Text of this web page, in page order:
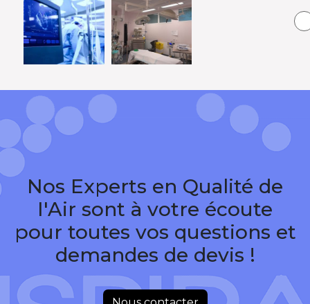
Nos Experts en Qualité de
I'Air sont à votre écoute
pour toutes vos questions et
demandes de devis !